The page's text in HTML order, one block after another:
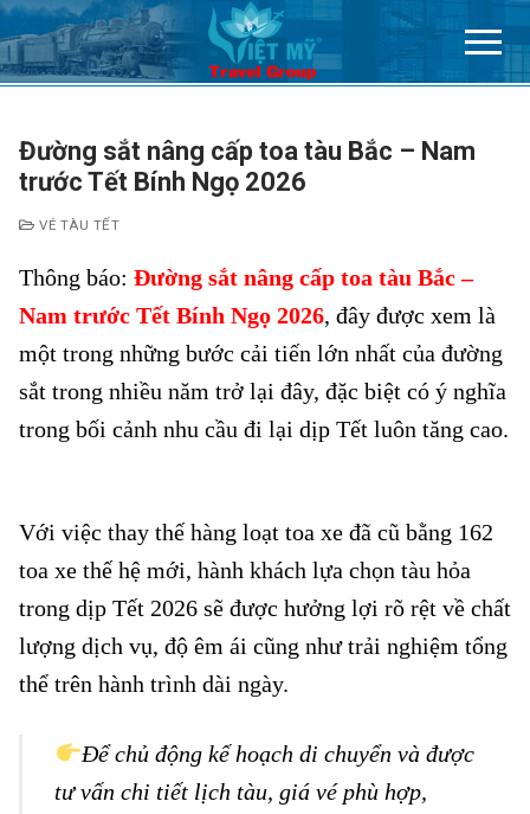
Chuyển
đến
nội
Đường sắt nâng cấp toa tàu Bắc – Nam
trước Tết Bính Ngọ 2026
VÉ TÀU TẾT
Thông báo: Đường sắt nâng cấp toa tàu Bắc –
Nam trước Tết Bính Ngọ 2026, đây được xem là
một trong những bước cải tiến lớn nhất của đường
sắt trong nhiều năm trở lại đây, đặc biệt có ý nghĩa
trong bối cảnh nhu cầu đi lại dịp Tết luôn tăng cao.
Với việc thay thế hàng loạt toa xe đã cũ bằng 162
toa xe thế hệ mới, hành khách lựa chọn tàu hỏa
trong dịp Tết 2026 sẽ được hưởng lợi rõ rệt về chất
lượng dịch vụ, độ êm ái cũng như trải nghiệm tổng
thể trên hành trình dài ngày.
Để chủ động kế hoạch di chuyển và được
tư vấn chi tiết lịch tàu, giá vé phù hợp,